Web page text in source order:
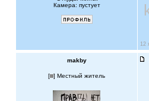
Камера: пустует
12
makby
[ ] Местный житель